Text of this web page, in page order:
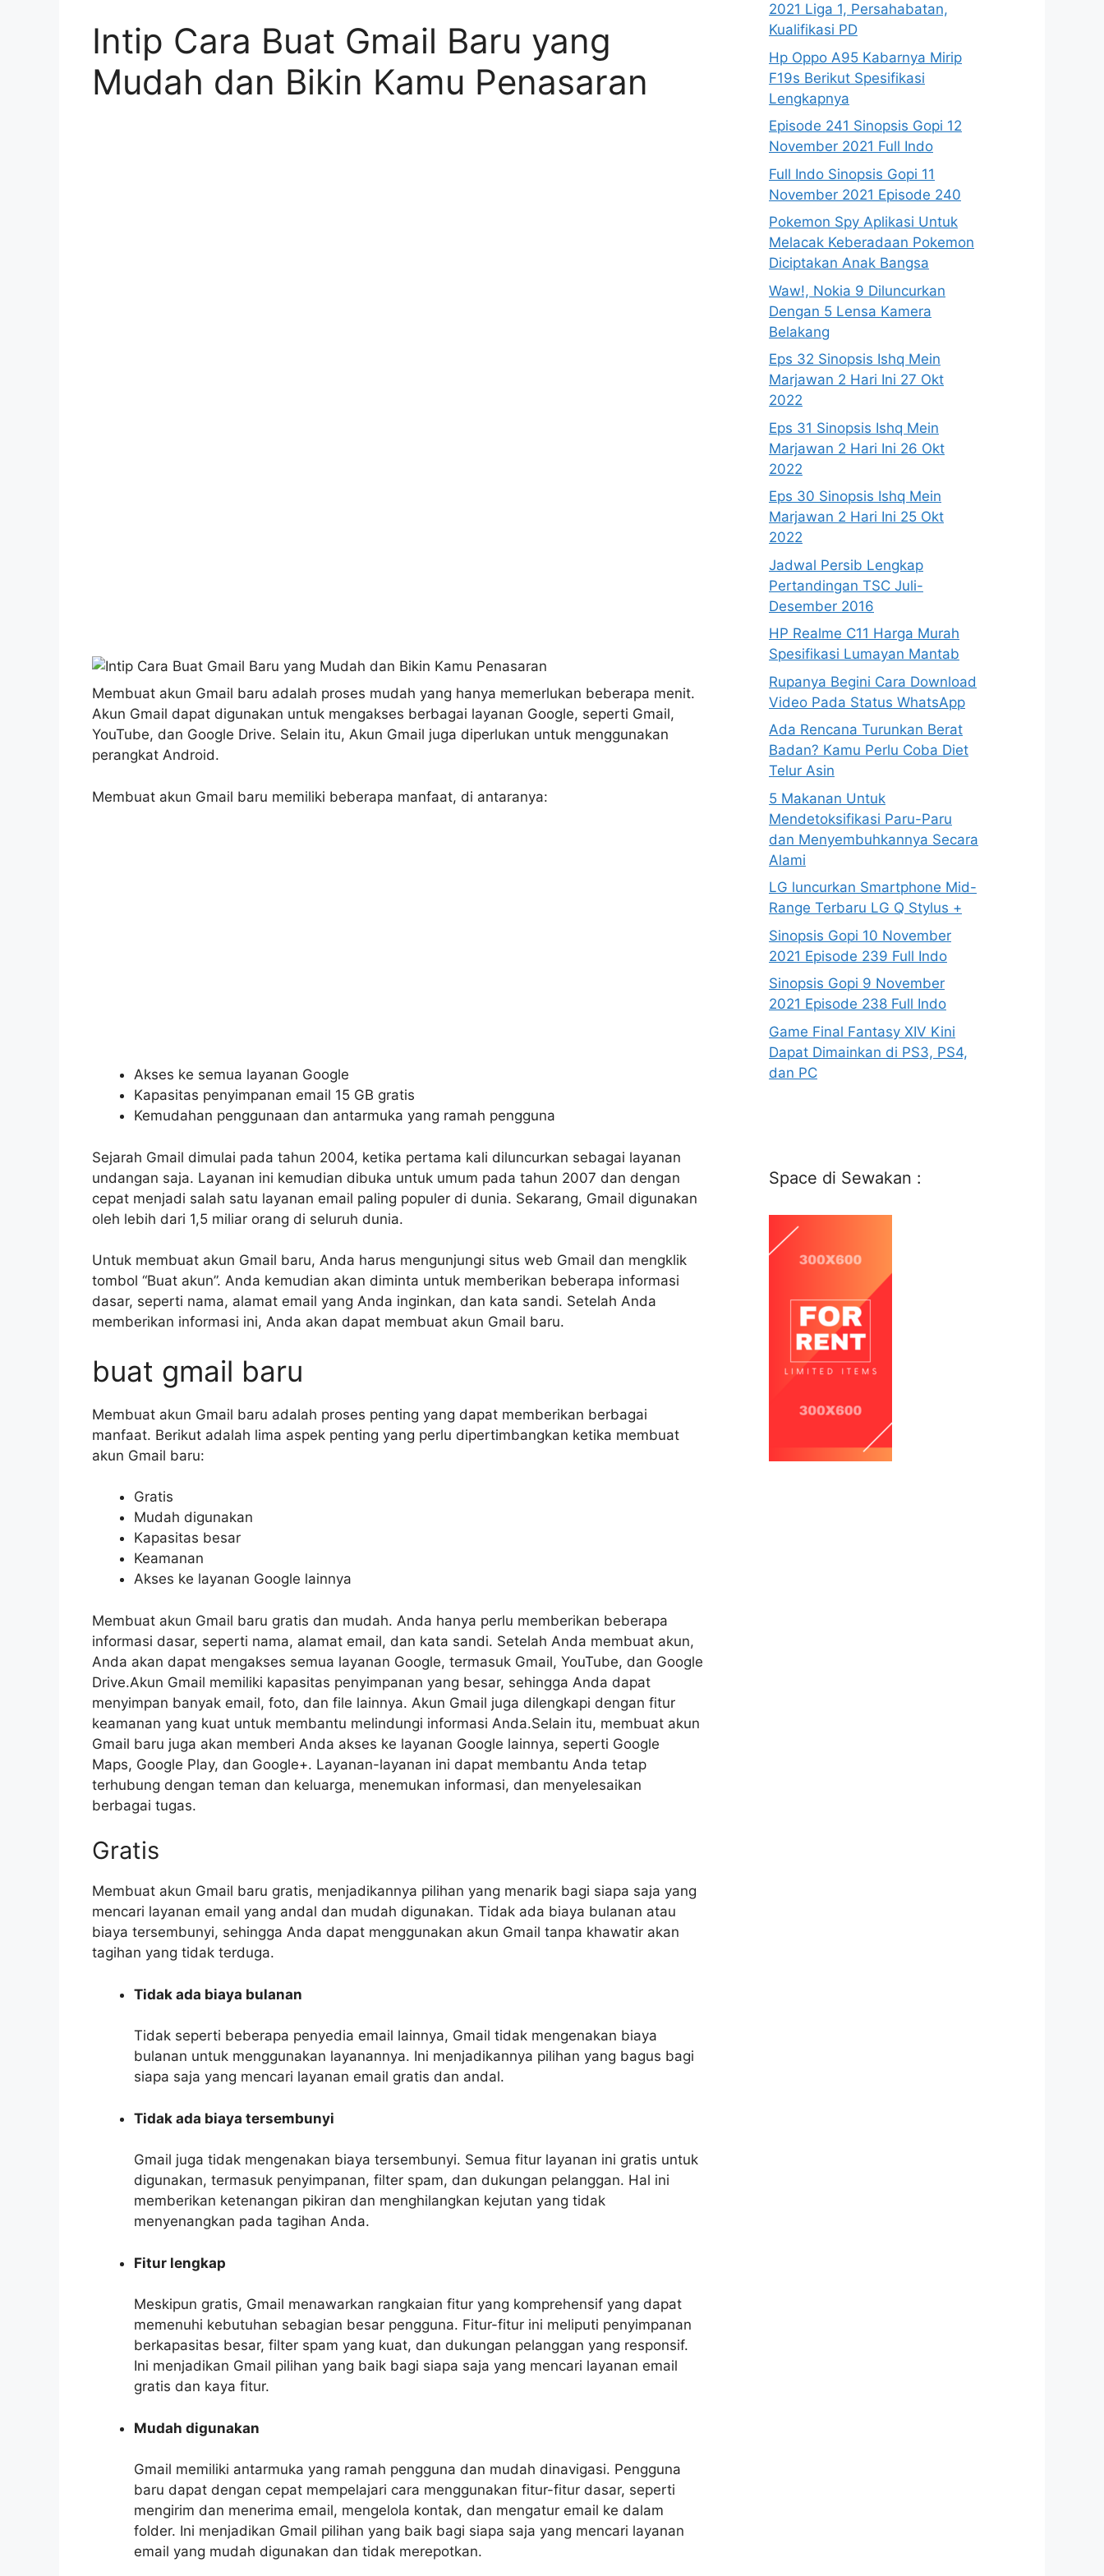
Intip Cara Buat Gmail Baru yang
Mudah dan Bikin Kamu Penasaran
Membuat akun Gmail baru adalah proses mudah yang hanya memerlukan beberapa menit.
Akun Gmail dapat digunakan untuk mengakses berbagai layanan Google, seperti Gmail,
YouTube, dan Google Drive. Selain itu, Akun Gmail juga diperlukan untuk menggunakan
perangkat Android.
Membuat akun Gmail baru memiliki beberapa manfaat, di antaranya:
Akses ke semua layanan Google
Kapasitas penyimpanan email 15 GB gratis
Kemudahan penggunaan dan antarmuka yang ramah pengguna
Sejarah Gmail dimulai pada tahun 2004, ketika pertama kali diluncurkan sebagai layanan
undangan saja. Layanan ini kemudian dibuka untuk umum pada tahun 2007 dan dengan
cepat menjadi salah satu layanan email paling populer di dunia. Sekarang, Gmail digunakan
oleh lebih dari 1,5 miliar orang di seluruh dunia.
Untuk membuat akun Gmail baru, Anda harus mengunjungi situs web Gmail dan mengklik
tombol “Buat akun”. Anda kemudian akan diminta untuk memberikan beberapa informasi
dasar, seperti nama, alamat email yang Anda inginkan, dan kata sandi. Setelah Anda
memberikan informasi ini, Anda akan dapat membuat akun Gmail baru.
buat gmail baru
Membuat akun Gmail baru adalah proses penting yang dapat memberikan berbagai
manfaat. Berikut adalah lima aspek penting yang perlu dipertimbangkan ketika membuat
akun Gmail baru:
Gratis
Mudah digunakan
Kapasitas besar
Keamanan
Akses ke layanan Google lainnya
Membuat akun Gmail baru gratis dan mudah. Anda hanya perlu memberikan beberapa
informasi dasar, seperti nama, alamat email, dan kata sandi. Setelah Anda membuat akun,
Anda akan dapat mengakses semua layanan Google, termasuk Gmail, YouTube, dan Google
Drive.Akun Gmail memiliki kapasitas penyimpanan yang besar, sehingga Anda dapat
menyimpan banyak email, foto, dan file lainnya. Akun Gmail juga dilengkapi dengan fitur
keamanan yang kuat untuk membantu melindungi informasi Anda.Selain itu, membuat akun
Gmail baru juga akan memberi Anda akses ke layanan Google lainnya, seperti Google
Maps, Google Play, dan Google+. Layanan-layanan ini dapat membantu Anda tetap
terhubung dengan teman dan keluarga, menemukan informasi, dan menyelesaikan
berbagai tugas.
Gratis
Membuat akun Gmail baru gratis, menjadikannya pilihan yang menarik bagi siapa saja yang
mencari layanan email yang andal dan mudah digunakan. Tidak ada biaya bulanan atau
biaya tersembunyi, sehingga Anda dapat menggunakan akun Gmail tanpa khawatir akan
tagihan yang tidak terduga.
Tidak ada biaya bulanan
Tidak seperti beberapa penyedia email lainnya, Gmail tidak mengenakan biaya
bulanan untuk menggunakan layanannya. Ini menjadikannya pilihan yang bagus bagi
siapa saja yang mencari layanan email gratis dan andal.
Tidak ada biaya tersembunyi
Gmail juga tidak mengenakan biaya tersembunyi. Semua fitur layanan ini gratis untuk
digunakan, termasuk penyimpanan, filter spam, dan dukungan pelanggan. Hal ini
memberikan ketenangan pikiran dan menghilangkan kejutan yang tidak
menyenangkan pada tagihan Anda.
Fitur lengkap
Meskipun gratis, Gmail menawarkan rangkaian fitur yang komprehensif yang dapat
memenuhi kebutuhan sebagian besar pengguna. Fitur-fitur ini meliputi penyimpanan
berkapasitas besar, filter spam yang kuat, dan dukungan pelanggan yang responsif.
Ini menjadikan Gmail pilihan yang baik bagi siapa saja yang mencari layanan email
gratis dan kaya fitur.
Mudah digunakan
Gmail memiliki antarmuka yang ramah pengguna dan mudah dinavigasi. Pengguna
baru dapat dengan cepat mempelajari cara menggunakan fitur-fitur dasar, seperti
mengirim dan menerima email, mengelola kontak, dan mengatur email ke dalam
folder. Ini menjadikan Gmail pilihan yang baik bagi siapa saja yang mencari layanan
email yang mudah digunakan dan tidak merepotkan.
2021 Liga 1, Persahabatan,
Kualifikasi PD
Hp Oppo A95 Kabarnya Mirip
F19s Berikut Spesifikasi
Lengkapnya
Episode 241 Sinopsis Gopi 12
November 2021 Full Indo
Full Indo Sinopsis Gopi 11
November 2021 Episode 240
Pokemon Spy Aplikasi Untuk
Melacak Keberadaan Pokemon
Diciptakan Anak Bangsa
Waw!, Nokia 9 Diluncurkan
Dengan 5 Lensa Kamera
Belakang
Eps 32 Sinopsis Ishq Mein
Marjawan 2 Hari Ini 27 Okt
2022
Eps 31 Sinopsis Ishq Mein
Marjawan 2 Hari Ini 26 Okt
2022
Eps 30 Sinopsis Ishq Mein
Marjawan 2 Hari Ini 25 Okt
2022
Jadwal Persib Lengkap
Pertandingan TSC Juli-
Desember 2016
HP Realme C11 Harga Murah
Spesifikasi Lumayan Mantab
Rupanya Begini Cara Download
Video Pada Status WhatsApp
Ada Rencana Turunkan Berat
Badan? Kamu Perlu Coba Diet
Telur Asin
5 Makanan Untuk
Mendetoksifikasi Paru-Paru
dan Menyembuhkannya Secara
Alami
LG luncurkan Smartphone Mid-
Range Terbaru LG Q Stylus +
Sinopsis Gopi 10 November
2021 Episode 239 Full Indo
Sinopsis Gopi 9 November
2021 Episode 238 Full Indo
Game Final Fantasy XIV Kini
Dapat Dimainkan di PS3, PS4,
dan PC
Space di Sewakan :